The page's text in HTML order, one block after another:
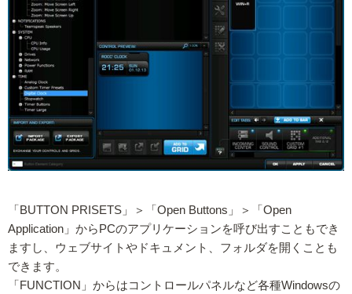
「BUTTON PRISETS」＞「Open Buttons」＞「Open
Application」からPCのアプリケーションを呼び出すこともでき
ますし、ウェブサイトやドキュメント、フォルダを開くことも
できます。
「FUNCTION」からはコントロールパネルなど各種Windowsの